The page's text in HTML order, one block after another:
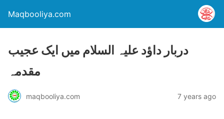
Maqbooliya.com
دربار داؤد علیہ السلام میں ایک عجیب
مقدمہ
maqbooliya.com 7 years ago